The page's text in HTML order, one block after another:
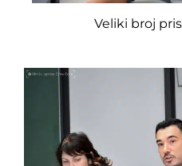
Veliki broj